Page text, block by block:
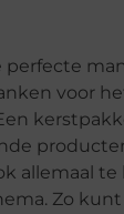
perfecte
voor
allemaal te
Zo